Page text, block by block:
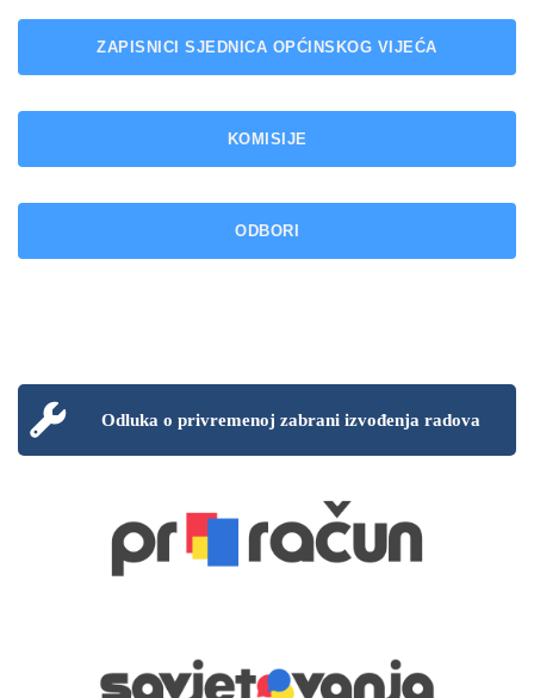
ZAPISNICI SJEDNICA OPĆINSKOG VIJEĆA
KOMISIJE
ODBORI
Odluka o privremenoj zabrani izvođenja radova